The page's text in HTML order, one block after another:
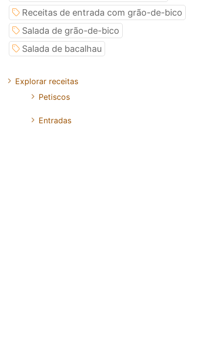
Receitas de entrada com grão-de-bico
Salada de grão-de-bico
Salada de bacalhau
Explorar receitas
Petiscos
Entradas